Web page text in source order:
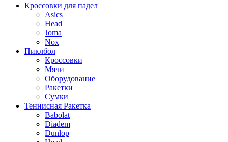
Кроссовки для падел
Asics
Head
Joma
Nox
Пиклбол
Кроссовки
Мячи
Оборудование
Ракетки
Сумки
Теннисная Ракетка
Babolat
Diadem
Dunlop